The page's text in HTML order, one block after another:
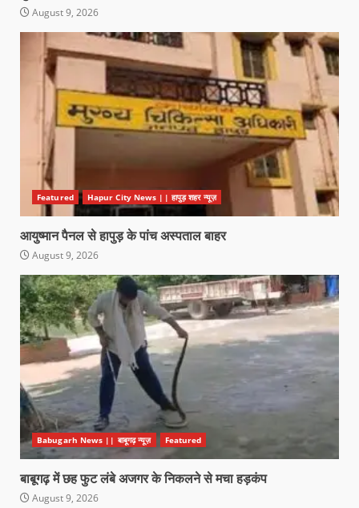
August 9, 2026
Featured Hapur City News || हापुड़ शहर न्यूज़
आयुष्मान पैनल से हापुड़ के पांच अस्पताल बाहर
August 9, 2026
Babugarh News || बाबूगढ़ न्यूज़ Featured
बाबूगढ़ में छह फुट लंबे अजगर के निकलने से मचा हड़कंप
August 9, 2026